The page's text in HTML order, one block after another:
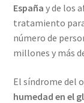
España y de los
tratamiento
número de
millones y más
El síndrome del
humedad en el